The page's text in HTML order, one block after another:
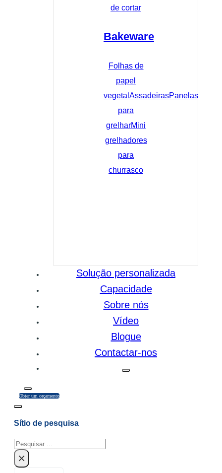
de cortar
Bakeware
Folhas de
papel
vegetal AssadeirasPanelas
para
grelharMini
grelhadores
para
churrasco
Solução personalizada
Capacidade
Sobre nós
Vídeo
Blogue
Contactar-nos
Obter um orçamento
Sítio de pesquisa
Pesquisar
×